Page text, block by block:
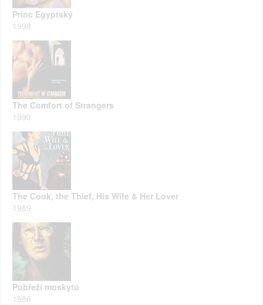
Princ Egyptský
1998
The Comfort of Strangers
1990
The Cook, the Thief, His Wife & Her Lover
1989
Pobřeží moskytů
1986